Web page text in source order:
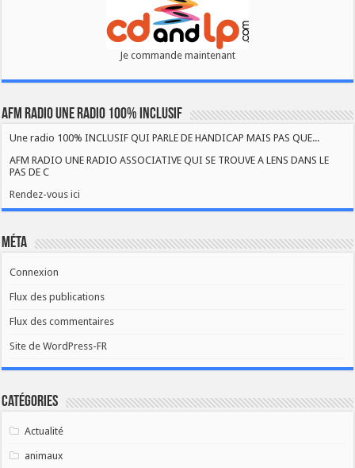
Je commande maintenant
AFM RADIO UNE RADIO 100% INCLUSIF
Une radio 100% INCLUSIF QUI PARLE DE HANDICAP MAIS PAS QUE...
AFM RADIO UNE RADIO ASSOCIATIVE QUI SE TROUVE A LENS DANS LE
PAS DE C
Rendez-vous ici
Méta
Connexion
Flux des publications
Flux des commentaires
Site de WordPress-FR
Catégories
Actualité
animaux